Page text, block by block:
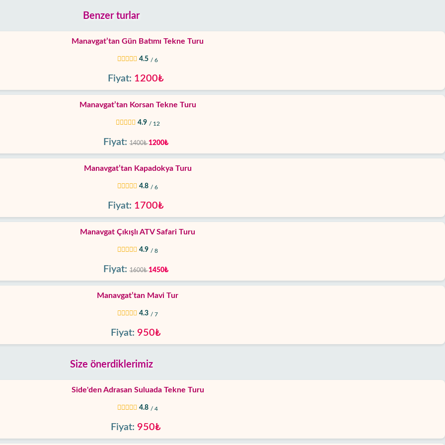
Benzer turlar
Manavgat’tan Gün Batımı Tekne Turu
4.5 / 6
Fiyat: 1200₺
Manavgat’tan Korsan Tekne Turu
4.9 / 12
Fiyat: 1400₺1200₺
Manavgat’tan Kapadokya Turu
4.8 / 6
Fiyat: 1700₺
Manavgat Çıkışlı ATV Safari Turu
4.9 / 8
Fiyat: 1600₺1450₺
Manavgat’tan Mavi Tur
4.3 / 7
Fiyat: 950₺
Size önerdiklerimiz
Side'den Adrasan Suluada Tekne Turu
4.8 / 4
Fiyat: 950₺